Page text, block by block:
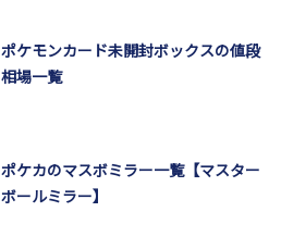
ポケモンカード未開封ボックスの値段
相場一覧
ポケカのマスボミラー一覧【マスター
ボールミラー】